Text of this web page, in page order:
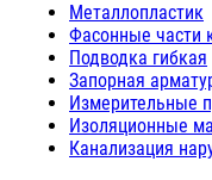
Металлопластик
Фасонные части
Подводка гибкая
Запорная
Измерительные
Изоляционные
Канализация